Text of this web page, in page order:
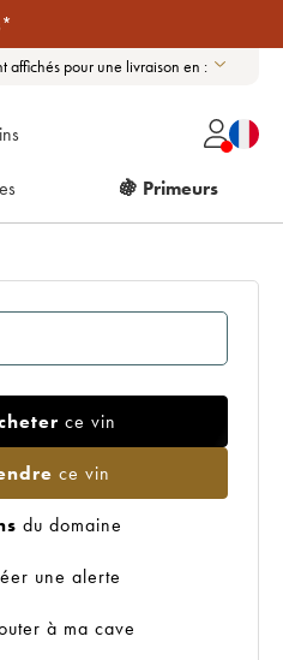
affichés pour une livraison en :
🍇 Primeurs
ce vin
ce vin
du domaine
une alerte
à ma cave